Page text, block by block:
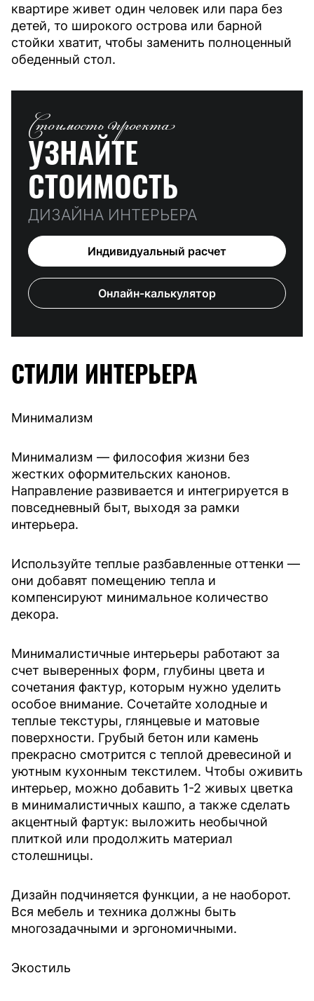
квартире живет один человек или пара без
детей, то широкого острова или барной
стойки хватит, чтобы заменить полноценный
обеденный стол.
Стоимость проекта
УЗНАЙТЕ
СТОИМОСТЬ
ДИЗАЙНА ИНТЕРЬЕРА
Индивидуальный расчет
Онлайн-калькулятор
СТИЛИ ИНТЕРЬЕРА
Минимализм
Минимализм — философия жизни без
жестких оформительских канонов.
Направление развивается и интегрируется в
повседневный быт, выходя за рамки
интерьера.
Используйте теплые разбавленные оттенки —
они добавят помещению тепла и
компенсируют минимальное количество
декора.
Минималистичные интерьеры работают за
счет выверенных форм, глубины цвета и
сочетания фактур, которым нужно уделить
особое внимание. Сочетайте холодные и
теплые текстуры, глянцевые и матовые
поверхности. Грубый бетон или камень
прекрасно смотрится с теплой древесиной и
уютным кухонным текстилем. Чтобы оживить
интерьер, можно добавить 1-2 живых цветка
в минималистичных кашпо, а также сделать
акцентный фартук: выложить необычной
плиткой или продолжить материал
столешницы.
Дизайн подчиняется функции, а не наоборот.
Вся мебель и техника должны быть
многозадачными и эргономичными.
Экостиль